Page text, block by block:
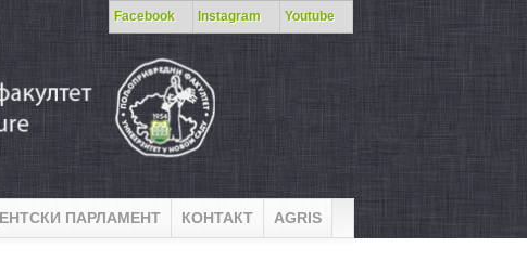
Facebook Instagram Youtube
ПАРЛАМЕНТ КОНТАКТ AGRIS